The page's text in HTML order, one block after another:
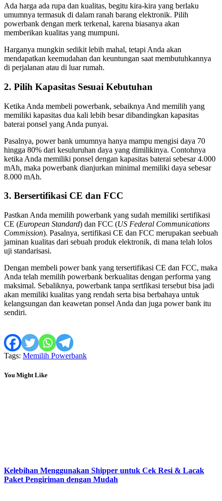
Ada harga ada rupa dan kualitas, begitu kira-kira yang berlaku
umumnya termasuk di dalam ranah barang elektronik. Pilih
powerbank dengan merk terkenal, karena biasanya akan
memberikan kualitas yang mumpuni.
Harganya mungkin sedikit lebih mahal, tetapi Anda akan
mendapatkan keemudahan dan keuntungan saat membutuhkannya
di perjalanan atau di luar rumah.
2. Pilih Kapasitas Sesuai Kebutuhan
Ketika Anda membeli powerbank, sebaiknya And memilih yang
memiliki kapasitas dua kali lebih besar dibandingkan kapasitas
baterai ponsel yang Anda punyai.
Pasalnya, power bank umumnya hanya mampu mengisi daya 70
hingga 80% dari kesuluruhan daya yang dimilikinya. Contohnya
ketika Anda memiliki ponsel dengan kapasitas baterai sebesar 4.000
mAh, maka powerbank dianjurkan minimal memiliki daya sebesar
8.000 mAh.
3. Bersertifikasi CE dan FCC
Pastkan Anda memilih powerbank yang sudah memiliki sertifikasi
CE (European Standard) dan FCC (US Federal Communications
Commission). Pasalnya, sertifikasi CE dan FCC merupakan seebuah
jaminan kualitas dari sebuah produk elektronik, di mana telah lolos
uji standarisasi.
Dengan membeli power bank yang tersertifikasi CE dan FCC, maka
Anda telah memilih powerbank berkualitas dengan performa yang
maksimal. Sebaliknya, powerbank tanpa sertfikasi tersebut bisa jadi
akan memiliki kualitas yang rendah serta bisa berbahaya untuk
kelangsungan dan keawetan ponsel Anda dan juga power bank itu
sendiri.
Tags: Memilih Powerbank
You Might Like
Kelebihan Menggunakan Shipper untuk Cek Resi & Lacak
Paket Pengiriman dengan Mudah